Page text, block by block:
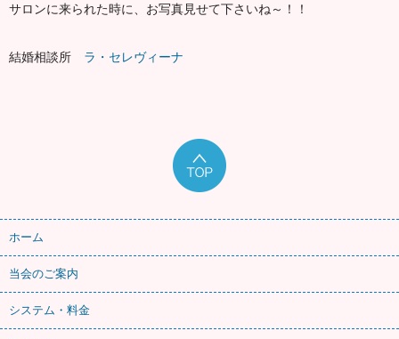
サロンに来られた時に、お写真見せて下さいね～！！
結婚相談所 ラ・セレヴィーナ
ホーム
当会のご案内
システム・料金